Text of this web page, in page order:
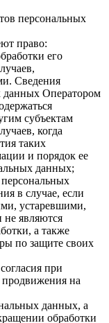
персональных
право:
его
Сведения
данных Оператором
субъектам
когда
таких
и порядок ее
данных;
в случае, если
устаревшими,
являются
а также
по защите своих
при
продвижения на
данных, а
обработки